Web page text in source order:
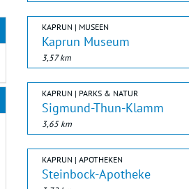
KAPRUN | MUSEEN
Kaprun Museum
3,57 km
KAPRUN | PARKS & NATUR
Sigmund-Thun-Klamm
3,65 km
KAPRUN | APOTHEKEN
Steinbock-Apotheke